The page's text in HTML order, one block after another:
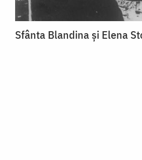
Sfânta Blandina și Elena